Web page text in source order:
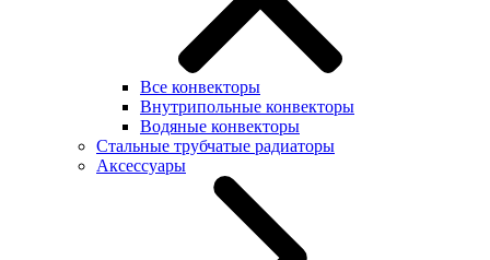
Все конвекторы
Внутрипольные конвекторы
Водяные конвекторы
Стальные трубчатые радиаторы
Аксессуары